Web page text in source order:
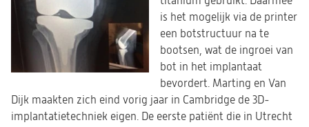
is het mogelijk via de printer
een botstructuur na te
bootsen, wat de ingroei van
bot in het implantaat
bevordert. Marting en Van
Dijk maakten zich eind vorig jaar in Cambridge de 3D-
implantatietechniek eigen. De eerste patiënt die in Utrecht